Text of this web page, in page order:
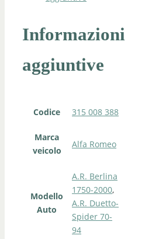
Informazioni
aggiuntive
Codice 315 008 388
Marca
veicolo
Alfa Romeo
Modello
Auto
A.R. Berlina
1750-2000,
A.R. Duetto-
Spider 70-
94